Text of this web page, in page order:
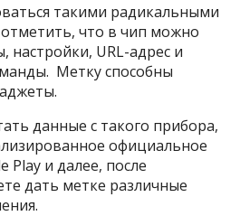
такими радикальными
что в чип можно
настройки, URL-адрес и
Метку способны
данные с такого прибора,
официальное
Play и далее, после
дать метке различные